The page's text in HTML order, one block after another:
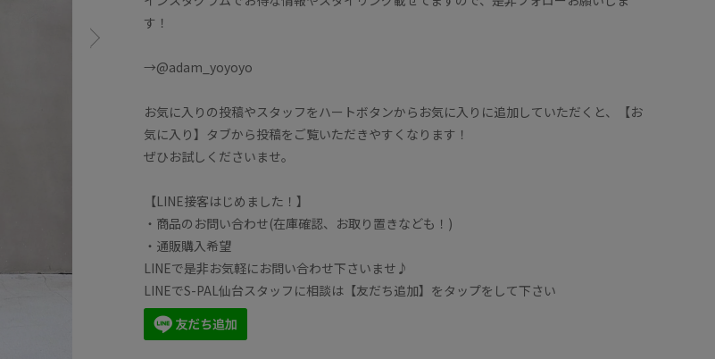
す！
→@adam_yoyoyo
お気に入りの投稿やスタッフをハートボタンからお気に入りに追加していただくと、【お
気に入り】タブから投稿をご覧いただきやすくなります！
ぜひお試しくださいませ。
【LINE接客はじめました！】
・商品のお問い合わせ(在庫確認、お取り置きなども！)
・通販購入希望
LINEで是非お気軽にお問い合わせ下さいませ♪
LINEでS-PAL仙台スタッフに相談は【友だち追加】をタップをして下さい